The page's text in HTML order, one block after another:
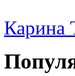
Карина